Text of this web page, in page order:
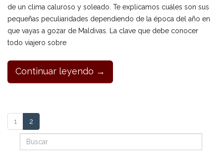
de un clima caluroso y soleado. Te explicamos cuáles son sus
pequeñas peculiaridades dependiendo de la época del año en
que vayas a gozar de Maldivas. La clave que debe conocer
todo viajero sobre
Continuar leyendo →
1 2